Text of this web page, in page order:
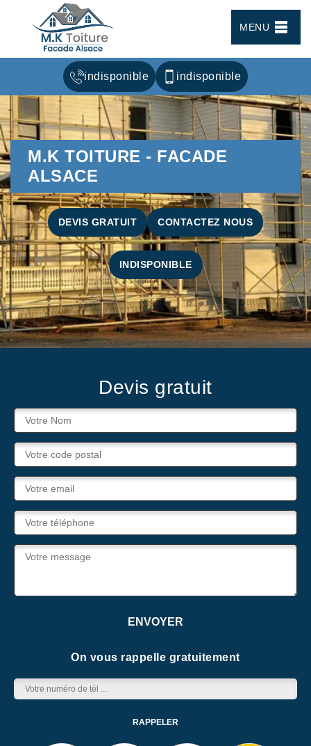
MENU
indisponible indisponible
M.K TOITURE - FACADE
ALSACE
DEVIS GRATUIT CONTACTEZ NOUS
INDISPONIBLE
Devis gratuit
On vous rappelle gratuitement